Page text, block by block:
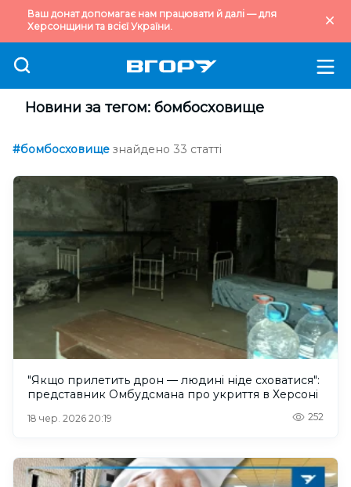
Ваш донат допомагає нам працювати й далі — для
Херсонщини та всієї України.
Новини за тегом: бомбосховище
#бомбосховище знайдено 33 статті
"Якщо прилетить дрон — людині ніде сховатися":
представник Омбудсмана про укриття в Херсоні
18 чер. 2026 20:19 252